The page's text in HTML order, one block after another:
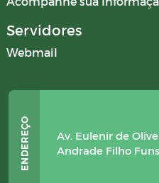
Servidores
Webmail
Av. Eulenir de
Andrade Filho